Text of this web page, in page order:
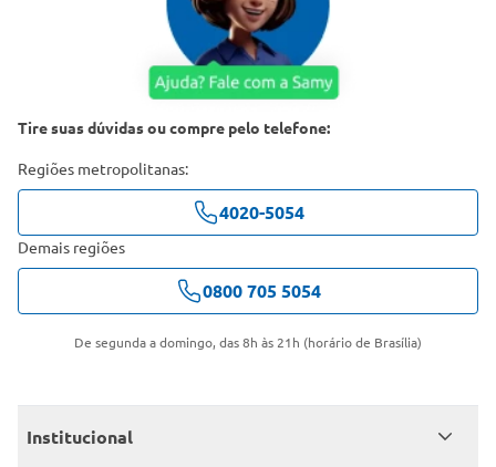
Tire suas dúvidas ou compre pelo telefone:
Regiões metropolitanas:
4020-5054
Demais regiões
0800 705 5054
De segunda a domingo, das 8h às 21h (horário de Brasília)
Institucional